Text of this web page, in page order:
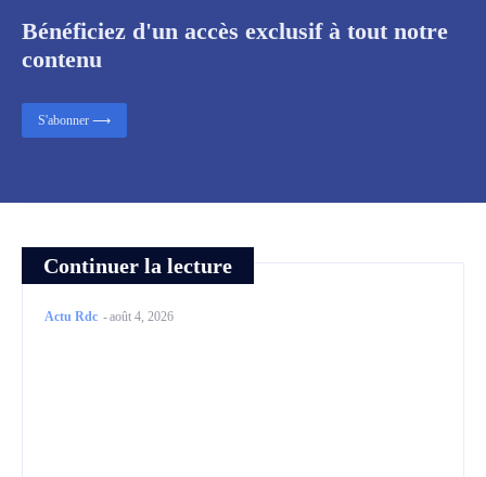
Continuer la lecture
Actu Rdc -août 4, 2026
Bénéficiez d'un accès exclusif à tout notre
contenu
S'abonner ⟶